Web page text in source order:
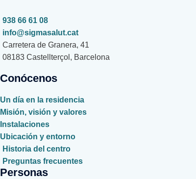
938 66 61 08
info@sigmasalut.cat
Carretera de Granera, 41
08183 Castellterçol, Barcelona
Conócenos
Un día en la residencia
Misión, visión y valores
Instalaciones
Ubicación y entorno
Historia del centro
Preguntas frecuentes
Personas